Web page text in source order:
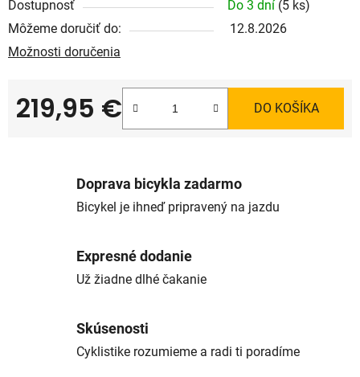
Dostupnosť Do 3 dní (5 ks)
Môžeme doručiť do:
12.8.2026
Možnosti doručenia
219,95 € DO KOŠÍKA
Doprava bicykla zadarmo
Bicykel je ihneď pripravený na jazdu
Expresné dodanie
Už žiadne dlhé čakanie
Skúsenosti
Cyklistike rozumieme a radi ti poradíme